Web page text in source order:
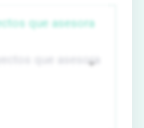
que asesora